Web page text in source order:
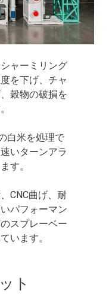
ャーミリング
を下げ、チャ
穀物の破損を
白米を処理で
いターンアラ
す。
CNC曲げ、耐
パフォーマン
スプレーベー
います。
ト